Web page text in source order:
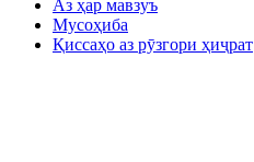
Аз ҳар мавзуъ
Мусоҳиба
Қиссаҳо аз рӯзгори ҳиҷрат